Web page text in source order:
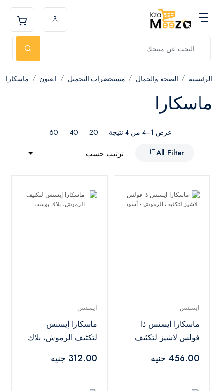
الرئيسية الصحة والجمال مستحضرات التجميل العيون ماسكارا
ماسكارا
عرض 1–4 من 4 نتيجة 20
40
60
All Filter
ترتيب حسب
ايسنس
ماسكارا ايسنس ذا
فولس لاشيز لتكثيف
456.00 جنيه
ايسنس
ماسكارا إيسنس
لتكثيف الرموش، بلاك
312.00 جنيه